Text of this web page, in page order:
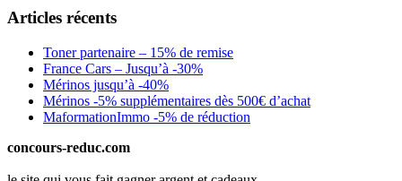
Articles récents
Toner partenaire – 15% de remise
France Cars – Jusqu’à -30%
Mérinos jusqu’à -40%
Mérinos -5% supplémentaires dès 500€ d’achat
MaformationImmo -5% de réduction
concours-reduc.com